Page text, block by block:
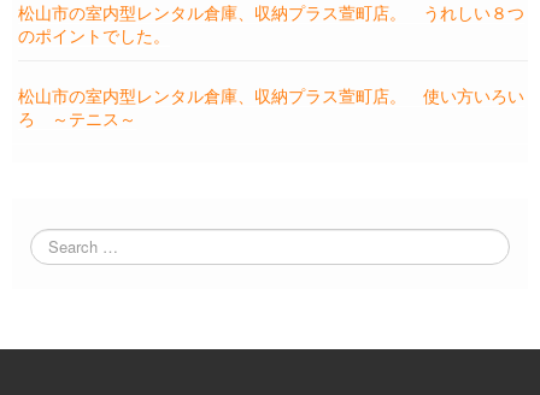
松山市の室内型レンタル倉庫、収納プラス萱町店。 うれしい８つ
のポイントでした。
松山市の室内型レンタル倉庫、収納プラス萱町店。 使い方いろい
ろ ～テニス～